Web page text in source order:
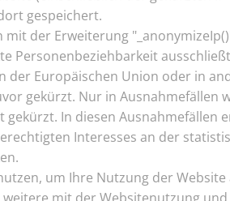
gespeichert.
der Erweiterung
Personenbeziehbarkeit
der Europäischen Union oder in
gekürzt. Nur in Ausnahmefällen
In diesen Ausnahmefällen
Interesses an der
um Ihre Nutzung der